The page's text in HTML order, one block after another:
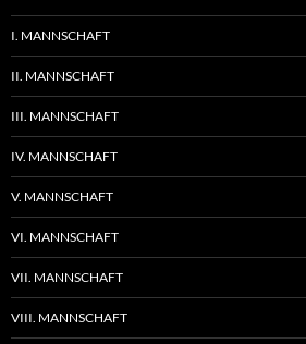
I. MANNSCHAFT
II. MANNSCHAFT
III. MANNSCHAFT
IV. MANNSCHAFT
V. MANNSCHAFT
VI. MANNSCHAFT
VII. MANNSCHAFT
VIII. MANNSCHAFT